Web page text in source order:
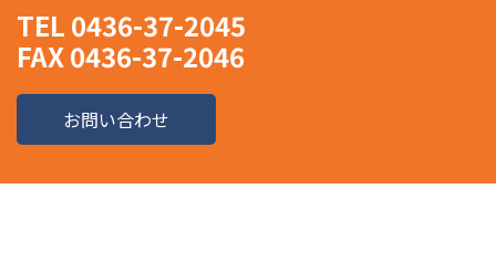
TEL 0436-37-2045
FAX 0436-37-2046
お問い合わせ